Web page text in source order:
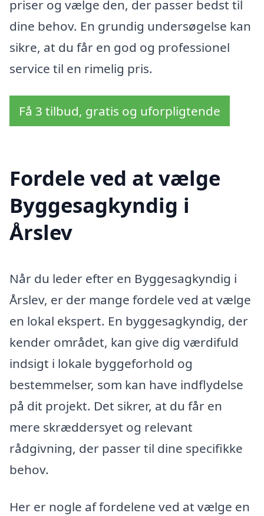
priser og vælge den, der passer bedst til
dine behov. En grundig undersøgelse kan
sikre, at du får en god og professionel
service til en rimelig pris.
Få 3 tilbud, gratis og uforpligtende
Fordele ved at vælge
Byggesagkyndig i
Årslev
Når du leder efter en Byggesagkyndig i
Årslev, er der mange fordele ved at vælge
en lokal ekspert. En byggesagkyndig, der
kender området, kan give dig værdifuld
indsigt i lokale byggeforhold og
bestemmelser, som kan have indflydelse
på dit projekt. Det sikrer, at du får en
mere skræddersyet og relevant
rådgivning, der passer til dine specifikke
behov.
Her er nogle af fordelene ved at vælge en